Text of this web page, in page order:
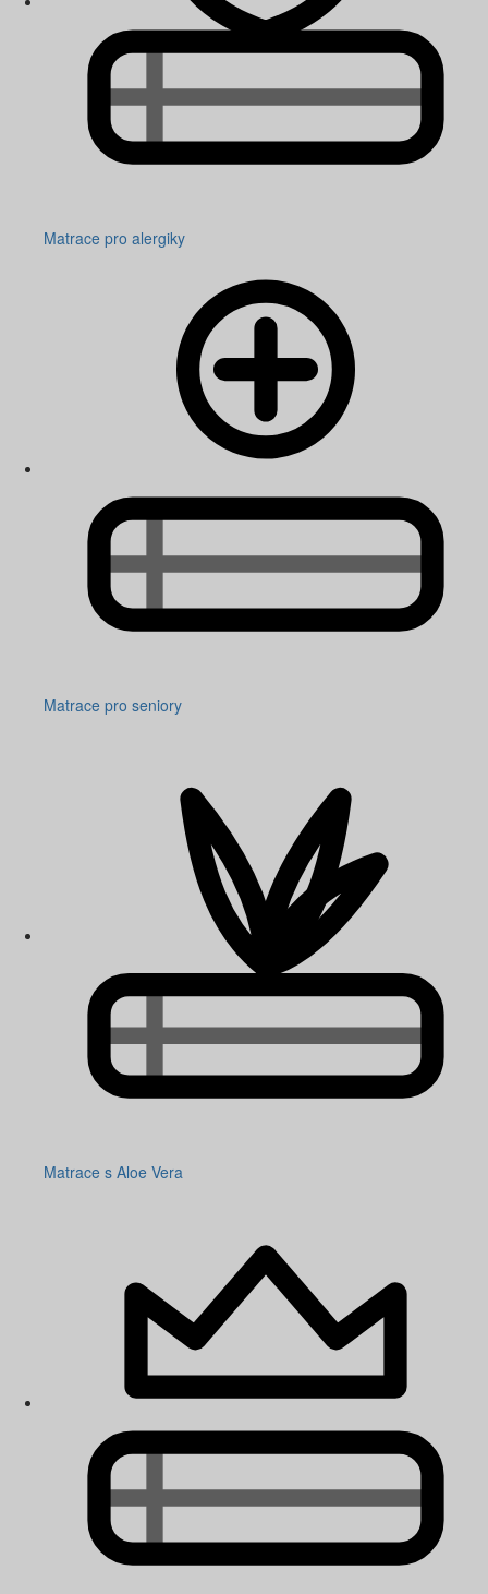
Matrace pro alergiky
Matrace pro seniory
Matrace s Aloe Vera